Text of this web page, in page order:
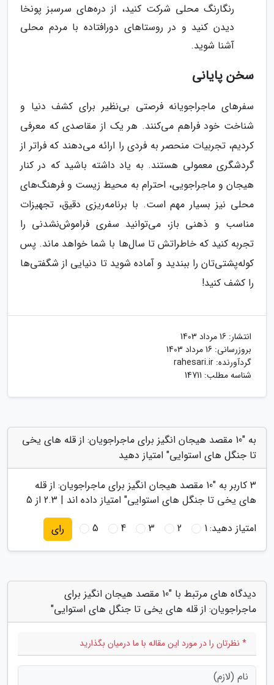
رنگارنگ محلی شرکت کنید، از دره‌های سرسبز پونخا
دیدن کنید و در روستاهای دورافتاده با مردم محلی
آشنا شوید.
سخن پایانی
سفرهای ماجراجویانه فرصتی بی‌نظیر برای کشف دنیا و
شناخت خود فراهم می‌کنند. هر یک از مقاصدی که معرفی
کردیم، تجربیات منحصر به فردی را ارائه می‌دهند که فراتر از
گردشگری معمولی هستند. به یاد داشته باشید که در کنار
هیجان و ماجراجویی، احترام به محیط زیست و فرهنگ‌های
محلی نیز بسیار مهم است. با برنامه‌ریزی دقیق، تجهیزات
مناسب و ذهنی باز، می‌توانید سفری فراموش‌نشدنی را
تجربه کنید که خاطراتش تا سال‌ها با شما خواهد ماند. پس
کوله‌پشتی‌تان را ببندید و آماده شوید تا دنیایی از شگفتی‌ها
را کشف کنید!
انتشار: 16 مرداد 1403
بروزرسانی: 16 مرداد 1403
گردآورنده: rahesari.ir
شناسه مطلب: 14711
به "10 مقصد هیجان انگیز برای ماجراجویان: از قله های یخی
تا جنگل های استوایی" امتیاز دهید
3 کاربر به "
10 مقصد هیجان انگیز برای ماجراجویان: از قله
های یخی تا جنگل های استوایی" امتیاز داده اند | 2.3 از 5
امتیاز دهید:1
2
3
4
5 رای
دیدگاه های مرتبط با "10 مقصد هیجان انگیز برای
ماجراجویان: از قله های یخی تا جنگل های استوایی"
* نظرتان را در مورد این مقاله با ما درمیان بگذارید